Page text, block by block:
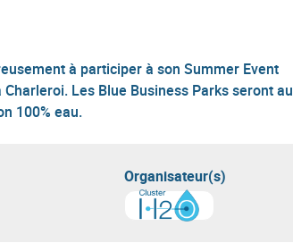
à participer à son Summer Event
Les Blue Business Parks seront au
100% eau.
Organisateur(s)
En savoir plus sur